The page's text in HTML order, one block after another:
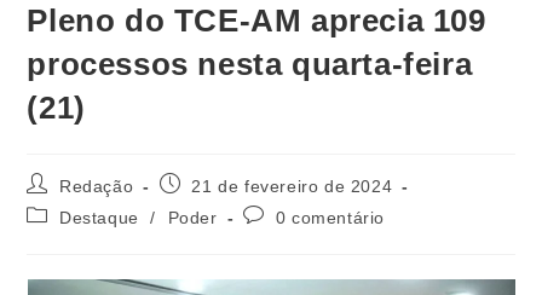
Pleno do TCE-AM aprecia 109
processos nesta quarta-feira
(21)
Redação
21 de fevereiro de 2024
Destaque
/ Poder 0 comentário